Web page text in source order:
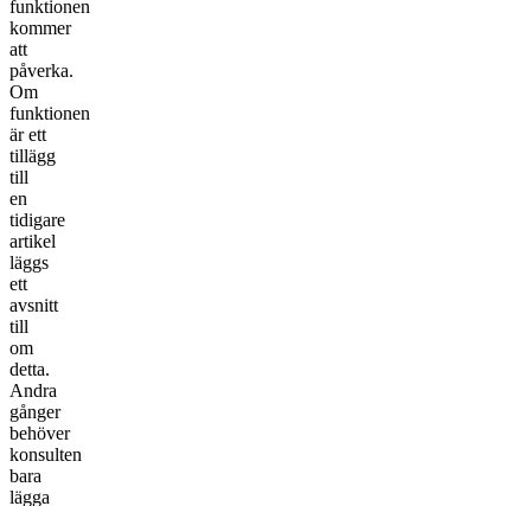
funktionen
kommer
att
påverka.
Om
funktionen
är ett
tillägg
till
en
tidigare
artikel
läggs
ett
avsnitt
till
om
detta.
Andra
gånger
behöver
konsulten
bara
lägga